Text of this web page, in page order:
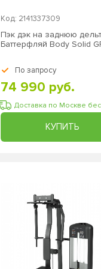
Код: 2141337309
Пэк дэк на заднюю
Баттерфляй Body Solid
По запросу
Доставка по Москве
74 990 руб.
КУПИТЬ